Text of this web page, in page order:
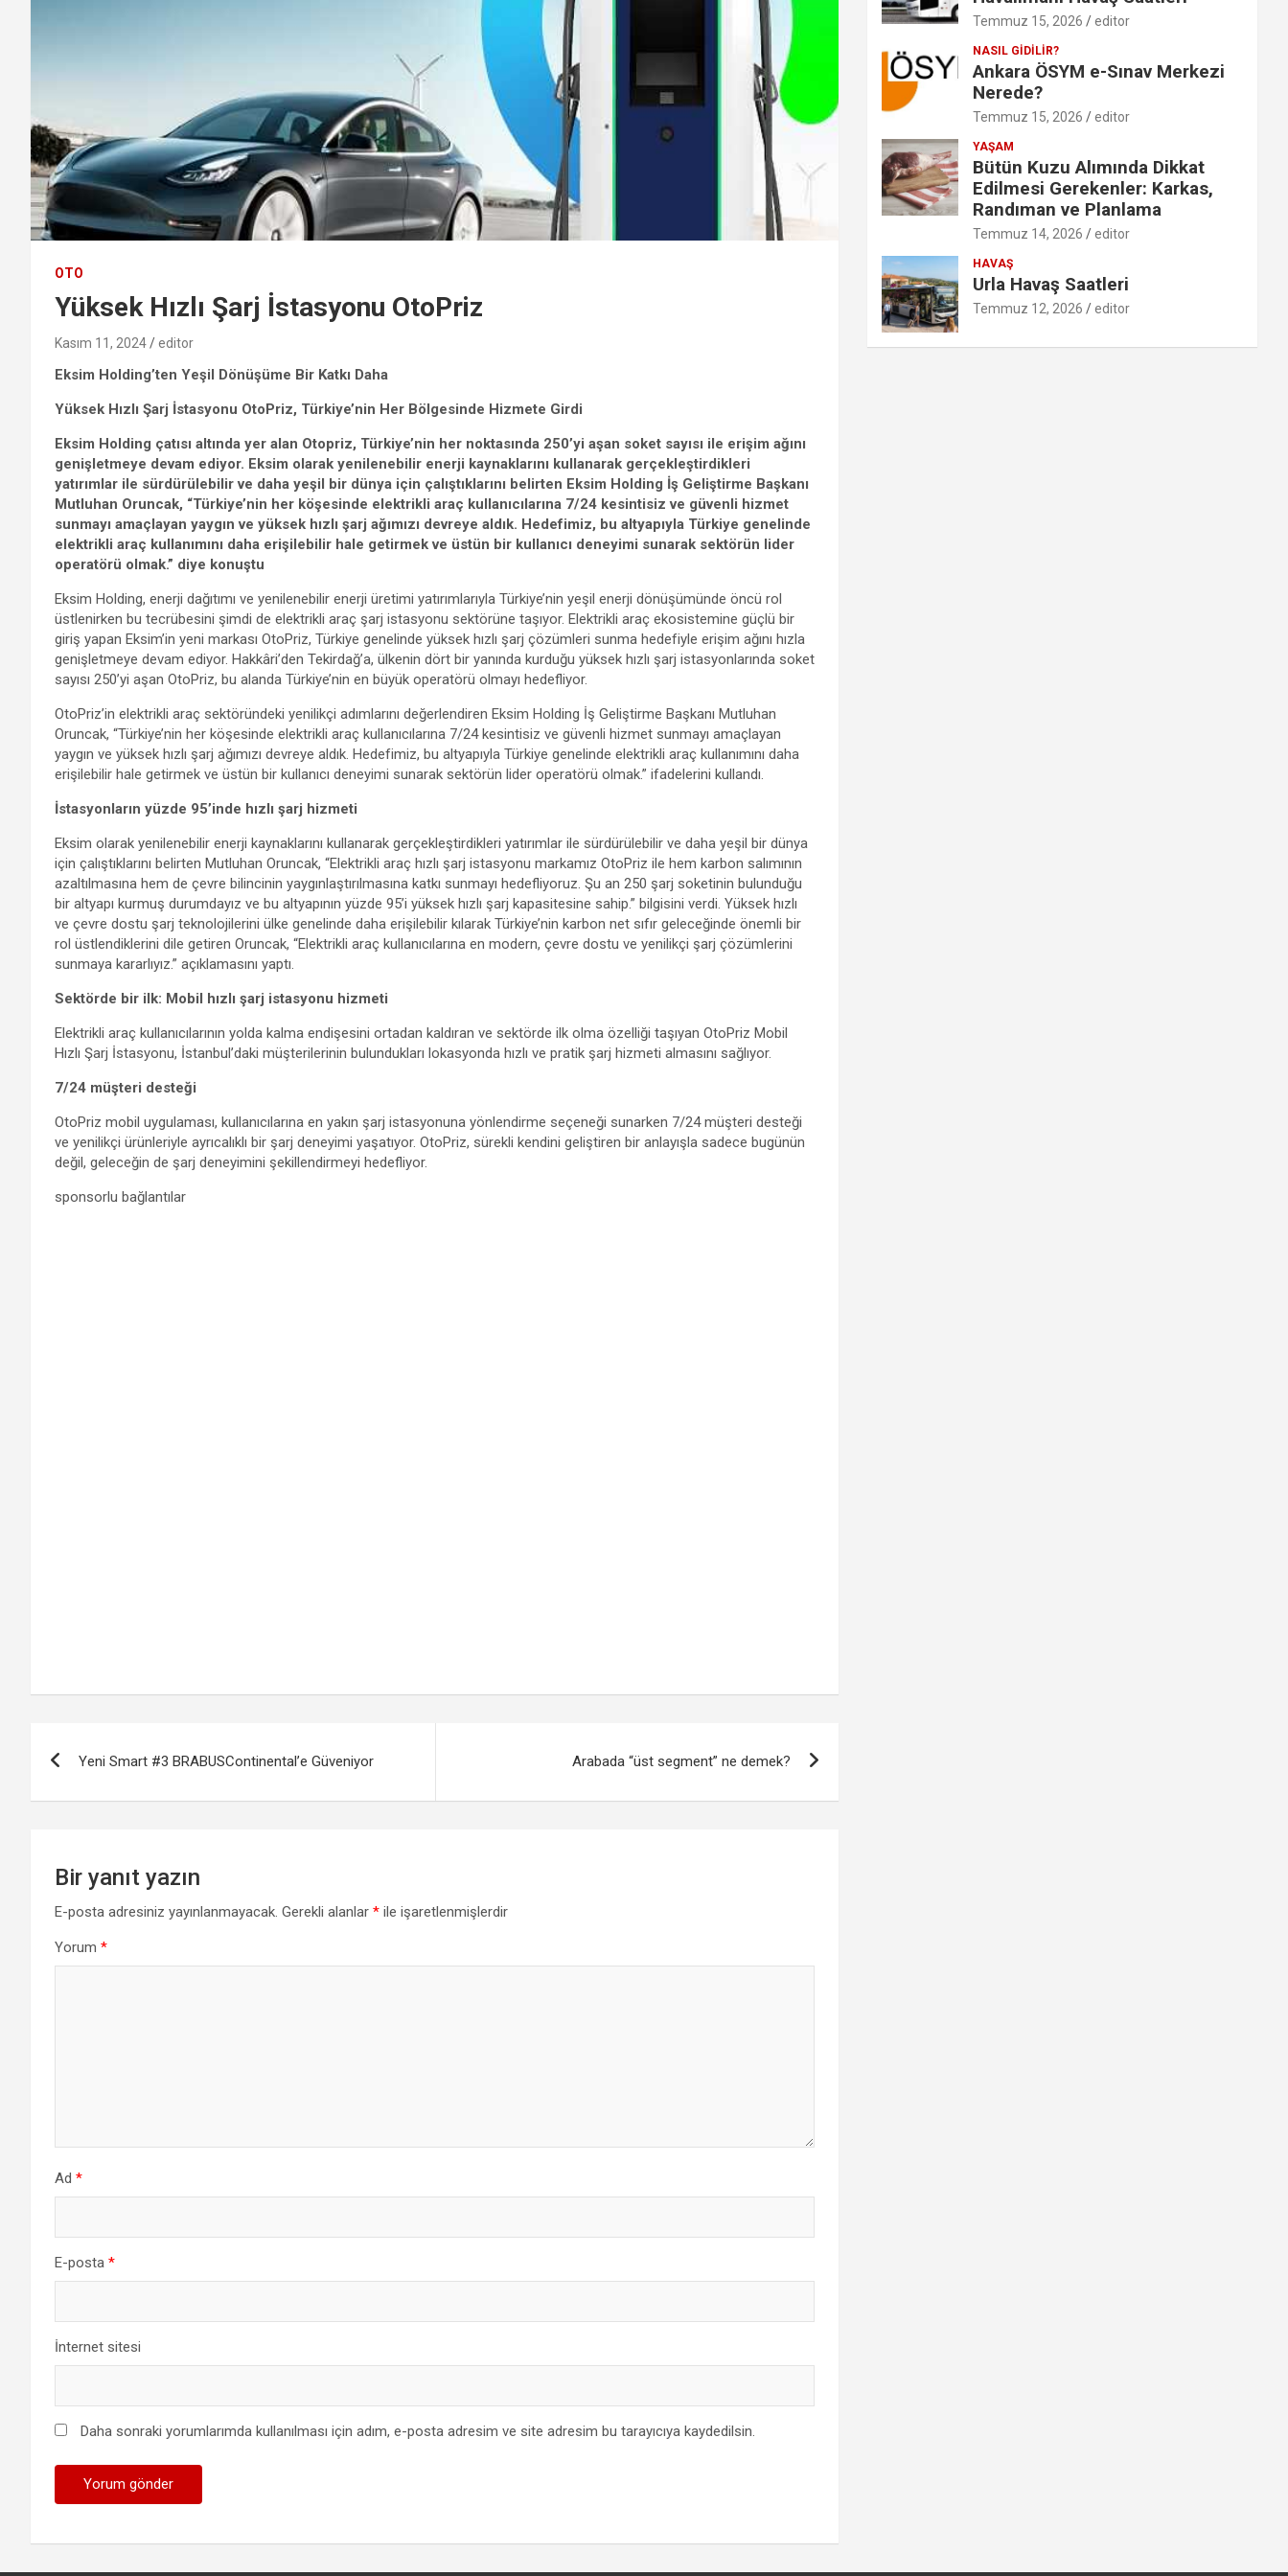
OTO
Yüksek Hızlı Şarj İstasyonu OtoPriz
Kasım 11, 2024 editor
Eksim Holding’ten Yeşil Dönüşüme Bir Katkı Daha
Yüksek Hızlı Şarj İstasyonu OtoPriz, Türkiye’nin Her Bölgesinde Hizmete Girdi
Eksim Holding çatısı altında yer alan Otopriz, Türkiye’nin her noktasında 250’yi aşan soket sayısı ile erişim ağını
genişletmeye devam ediyor. Eksim olarak yenilenebilir enerji kaynaklarını kullanarak gerçekleştirdikleri
yatırımlar ile sürdürülebilir ve daha yeşil bir dünya için çalıştıklarını belirten Eksim Holding İş Geliştirme Başkanı
Mutluhan Oruncak, “Türkiye’nin her köşesinde elektrikli araç kullanıcılarına 7/24 kesintisiz ve güvenli hizmet
sunmayı amaçlayan yaygın ve yüksek hızlı şarj ağımızı devreye aldık. Hedefimiz, bu altyapıyla Türkiye genelinde
elektrikli araç kullanımını daha erişilebilir hale getirmek ve üstün bir kullanıcı deneyimi sunarak sektörün lider
operatörü olmak.” diye konuştu
Eksim Holding, enerji dağıtımı ve yenilenebilir enerji üretimi yatırımlarıyla Türkiye’nin yeşil enerji dönüşümünde öncü rol
üstlenirken bu tecrübesini şimdi de elektrikli araç şarj istasyonu sektörüne taşıyor. Elektrikli araç ekosistemine güçlü bir
giriş yapan Eksim’in yeni markası OtoPriz, Türkiye genelinde yüksek hızlı şarj çözümleri sunma hedefiyle erişim ağını hızla
genişletmeye devam ediyor. Hakkâri’den Tekirdağ’a, ülkenin dört bir yanında kurduğu yüksek hızlı şarj istasyonlarında soket
sayısı 250’yi aşan OtoPriz, bu alanda Türkiye’nin en büyük operatörü olmayı hedefliyor.
OtoPriz’in elektrikli araç sektöründeki yenilikçi adımlarını değerlendiren Eksim Holding İş Geliştirme Başkanı Mutluhan
Oruncak, “Türkiye’nin her köşesinde elektrikli araç kullanıcılarına 7/24 kesintisiz ve güvenli hizmet sunmayı amaçlayan
yaygın ve yüksek hızlı şarj ağımızı devreye aldık. Hedefimiz, bu altyapıyla Türkiye genelinde elektrikli araç kullanımını daha
erişilebilir hale getirmek ve üstün bir kullanıcı deneyimi sunarak sektörün lider operatörü olmak.” ifadelerini kullandı.
İstasyonların yüzde 95’inde hızlı şarj hizmeti
Eksim olarak yenilenebilir enerji kaynaklarını kullanarak gerçekleştirdikleri yatırımlar ile sürdürülebilir ve daha yeşil bir dünya
için çalıştıklarını belirten Mutluhan Oruncak, “Elektrikli araç hızlı şarj istasyonu markamız OtoPriz ile hem karbon salımının
azaltılmasına hem de çevre bilincinin yaygınlaştırılmasına katkı sunmayı hedefliyoruz. Şu an 250 şarj soketinin bulunduğu
bir altyapı kurmuş durumdayız ve bu altyapının yüzde 95’i yüksek hızlı şarj kapasitesine sahip.” bilgisini verdi. Yüksek hızlı
ve çevre dostu şarj teknolojilerini ülke genelinde daha erişilebilir kılarak Türkiye’nin karbon net sıfır geleceğinde önemli bir
rol üstlendiklerini dile getiren Oruncak, “Elektrikli araç kullanıcılarına en modern, çevre dostu ve yenilikçi şarj çözümlerini
sunmaya kararlıyız.” açıklamasını yaptı.
Sektörde bir ilk: Mobil hızlı şarj istasyonu hizmeti
Elektrikli araç kullanıcılarının yolda kalma endişesini ortadan kaldıran ve sektörde ilk olma özelliği taşıyan OtoPriz Mobil
Hızlı Şarj İstasyonu, İstanbul’daki müşterilerinin bulundukları lokasyonda hızlı ve pratik şarj hizmeti almasını sağlıyor.
7/24 müşteri desteği
OtoPriz mobil uygulaması, kullanıcılarına en yakın şarj istasyonuna yönlendirme seçeneği sunarken 7/24 müşteri desteği
ve yenilikçi ürünleriyle ayrıcalıklı bir şarj deneyimi yaşatıyor. OtoPriz, sürekli kendini geliştiren bir anlayışla sadece bugünün
değil, geleceğin de şarj deneyimini şekillendirmeyi hedefliyor.
sponsorlu bağlantılar
Yeni Smart #3 BRABUSContinental’e Güveniyor Arabada “üst segment” ne demek?
Bir yanıt yazın
E-posta adresiniz yayınlanmayacak. Gerekli alanlar * ile işaretlenmişlerdir
Yorum *
Ad *
E-posta *
İnternet sitesi
Daha sonraki yorumlarımda kullanılması için adım, e-posta adresim ve site adresim bu tarayıcıya kaydedilsin.
Temmuz 15, 2026 editor
NASIL GİDİLİR?
Ankara ÖSYM e-Sınav Merkezi
Nerede?
Temmuz 15, 2026 editor
YAŞAM
Bütün Kuzu Alımında Dikkat
Edilmesi Gerekenler: Karkas,
Randıman ve Planlama
Temmuz 14, 2026 editor
HAVAŞ
Urla Havaş Saatleri
Temmuz 12, 2026 editor